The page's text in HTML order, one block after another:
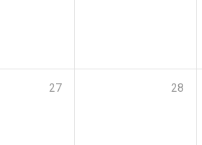
27 28